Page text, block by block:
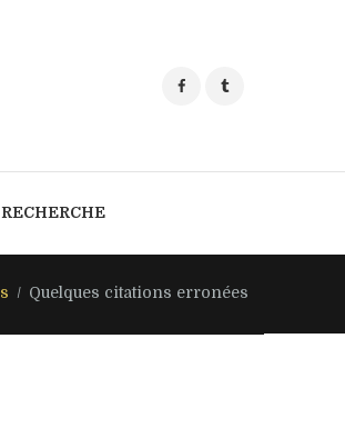
RECHERCHE
Quelques citations erronées